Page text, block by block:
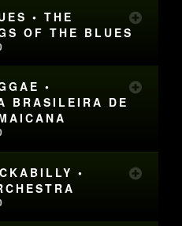
• THE
OF THE BLUES
•
BRASILEIRA DE
•